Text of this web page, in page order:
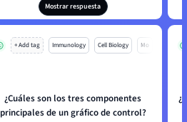
Mostrar respuesta
+ Add tag Immunology Cell Biology Mo
¿Cuáles son los tres componentes
principales de un gráfico de control?